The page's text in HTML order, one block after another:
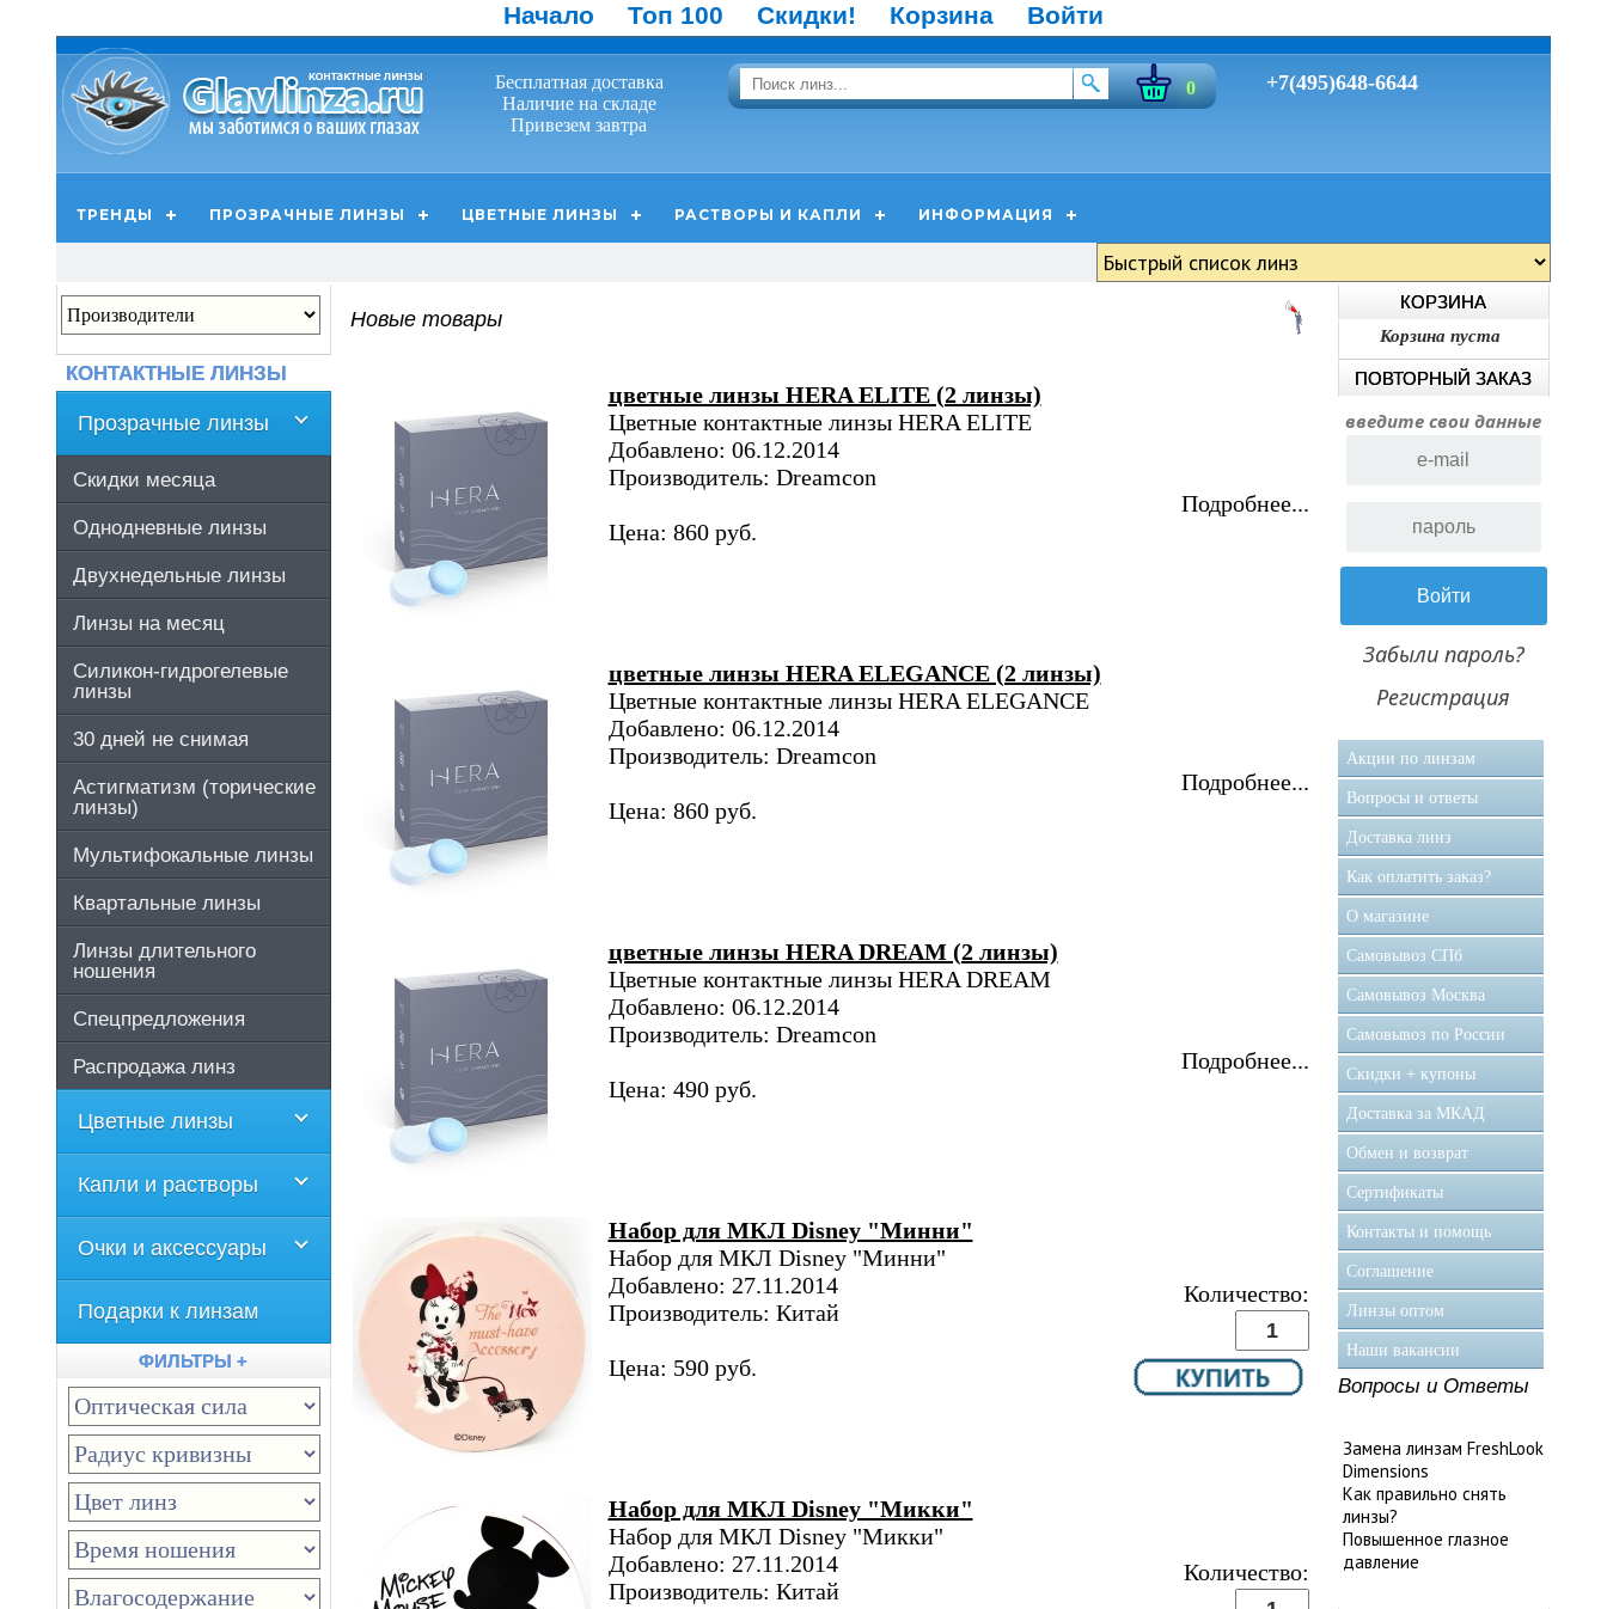
Начало Топ 100 Скидки! Корзина Войти
Бесплатная доставка
Наличие на складе
Привезем завтра
0 +7(495)648-6644
ТРЕНДЫ ПРОЗРАЧНЫЕ ЛИНЗЫ ЦВЕТНЫЕ ЛИНЗЫ РАСТВОРЫ И КАПЛИ ИНФОРМАЦИЯ
Новые товары
цветные линзы HERA ELITE (2 линзы)
Цветные контактные линзы HERA ELITE
Добавлено: 06.12.2014
Производитель: Dreamcon
Цена: 860 руб.
Подробнее...
цветные линзы HERA ELEGANCE (2 линзы)
Цветные контактные линзы HERA ELEGANCE
Добавлено: 06.12.2014
Производитель: Dreamcon
Цена: 860 руб.
Подробнее...
цветные линзы HERA DREAM (2 линзы)
Цветные контактные линзы HERA DREAM
Добавлено: 06.12.2014
Производитель: Dreamcon
Цена: 490 руб.
Подробнее...
Набор для МКЛ Disney "Минни"
Набор для МКЛ Disney "Минни"
Добавлено: 27.11.2014
Производитель: Китай
Цена: 590 руб.
Количество:
Набор для МКЛ Disney "Микки"
Набор для МКЛ Disney "Микки"
Добавлено: 27.11.2014
Производитель: Китай
Количество:
КОНТАКТНЫЕ ЛИНЗЫ
Прозрачные линзы
Скидки месяца
Однодневные линзы
Двухнедельные линзы
Линзы на месяц
Силикон-гидрогелевые
линзы
30 дней не снимая
Астигматизм (торические
линзы)
Мультифокальные линзы
Квартальные линзы
Линзы длительного
ношения
Спецпредложения
Распродажа линз
Цветные линзы
Капли и растворы
Очки и аксессуары
Подарки к линзам
ФИЛЬТРЫ +
КОРЗИНА
Корзина пуста
ПОВТОРНЫЙ ЗАКАЗ
введите свои данные
Забыли пароль?
Регистрация
Акции по линзам
Вопросы и ответы
Доставка линз
Как оплатить заказ?
О магазине
Самовывоз CПб
Самовывоз Москва
Самовывоз по России
Скидки + купоны
Доставка за МКАД
Обмен и возврат
Сертификаты
Контакты и помощь
Соглашение
Линзы оптом
Наши вакансии
Вопросы и Ответы
Замена линзам FreshLook
Dimensions
Как правильно снять
линзы?
Повышенное глазное
давление